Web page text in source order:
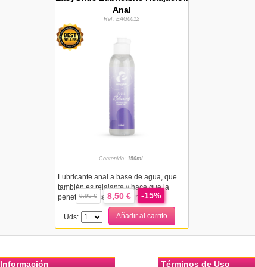
Anal
Ref. EAG0012
Contenido: 150ml.
Lubricante anal a base de agua, que
también es relajante y hace que la
penetración sea más sencilla,...
9,95 € 8,50 € -15%
Uds: Añadir al carrito
Información Términos de Uso